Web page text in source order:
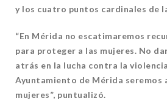
y los cuatro puntos cardinales de
“En Mérida no escatimaremos
para proteger a las mujeres. No
atrás en la lucha contra la
Ayuntamiento de Mérida seremos
mujeres”, puntualizó.